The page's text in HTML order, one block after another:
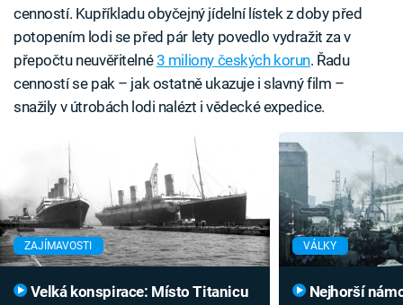
cenností. Kupříkladu obyčejný jídelní lístek z doby před
potopením lodi se před pár lety povedlo vydražit za v
přepočtu neuvěřitelné3 miliony českých korun. Řadu
cenností se pak – jak ostatně ukazuje i slavný film –
snažily v útrobách lodi nalézt i vědecké expedice.
Failed to fetch
ZAJÍMAVOSTI VÁLKY